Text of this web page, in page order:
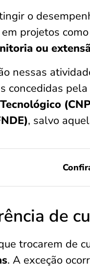
o
projetos como
ou
nessas
concedidas pela
, salvo
de
trocarem de
. A exceção